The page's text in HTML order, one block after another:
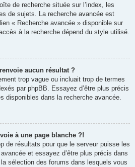
de recherche située sur l’index, les
de sujets. La recherche avancée est
« Recherche avancée » disponible sur
à la recherche dépend du style utilisé.
aucun résultat ?
trop vague ou incluait trop de termes
par phpBB. Essayez d’être plus précis
disponibles dans la recherche avancée.
à une page blanche ?!
de résultats pour que le serveur puisse les
et essayez d’être plus précis dans
sélection des forums dans lesquels vous